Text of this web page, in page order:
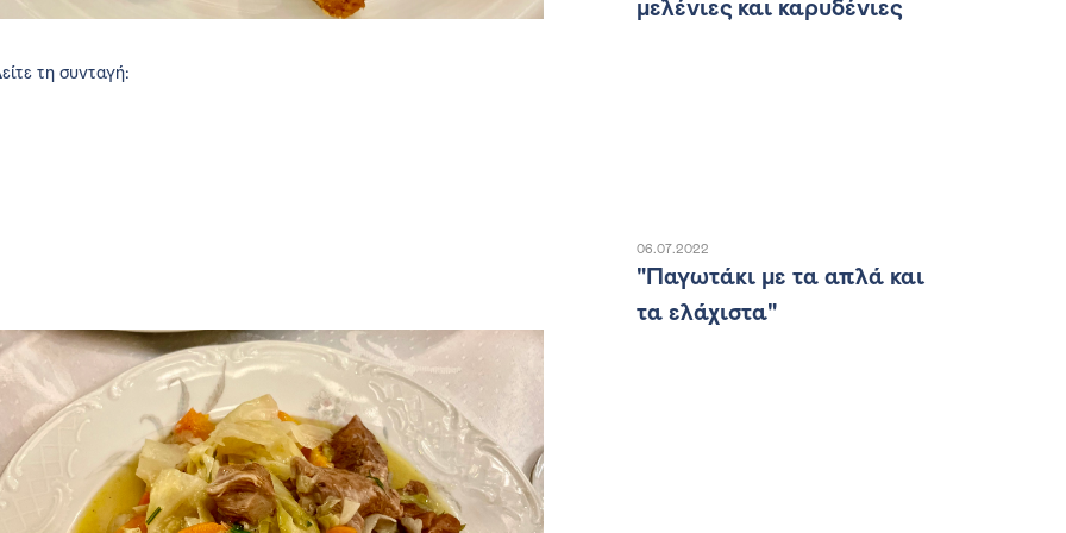
τη συνταγή:
μελένιες και καρυδένιες
06.07.2022
"Παγωτάκι με τα απλά και
τα ελάχιστα"